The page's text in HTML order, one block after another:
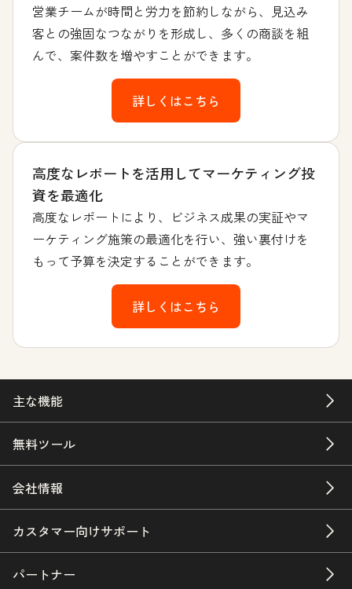
営業チームが時間と労力を節約しながら、見込み
客との強固なつながりを形成し、多くの商談を組
んで、案件数を増やすことができます。
詳しくはこちら
高度なレポートを活用してマーケティング投
資を最適化
高度なレポートにより、ビジネス成果の実証やマ
ーケティング施策の最適化を行い、強い裏付けを
もって予算を決定することができます。
詳しくはこちら
主な機能
無料ツール
会社情報
カスタマー向けサポート
パートナー